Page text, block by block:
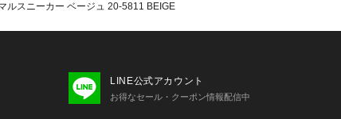
ッケージ・デザイン・仕様につ
ことがあります。あらかじめご
供 JR 街履き 町履き カジュアル
イズ 女の子 girl ガール ガールズ
ルスニーカー ベージュ 20-5811 BEIGE
LINE公式アカウント
お得なセール・クーポン情報配信中